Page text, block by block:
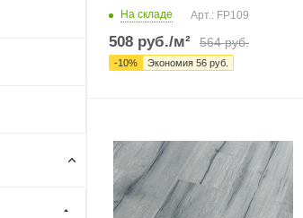
На складе Арт.: FP109
508 руб./м² 564руб.
-10% Экономия 56 руб.